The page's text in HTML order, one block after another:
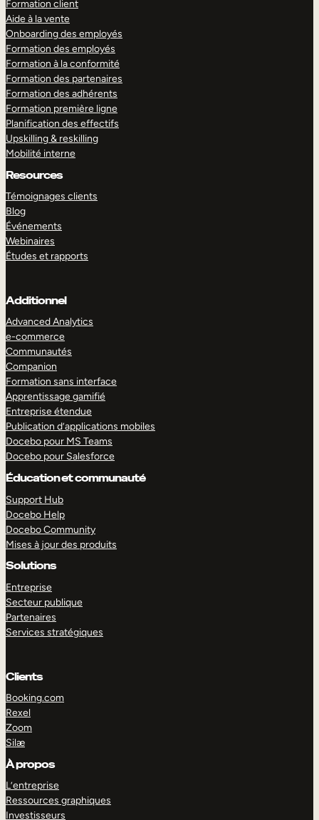
Formation client
Aide à la vente
Onboarding des employés
Formation des employés
Formation à la conformité
Formation des partenaires
Formation des adhérents
Formation première ligne
Planification des effectifs
Upskilling & reskilling
Mobilité interne
Resources
Témoignages clients
Blog
Événements
Webinaires
Études et rapports
Additionnel
Advanced Analytics
e-commerce
Communautés
Companion
Formation sans interface
Apprentissage gamifié
Entreprise étendue
Publication d’applications mobiles
Docebo pour MS Teams
Docebo pour Salesforce
Éducation et communauté
Support Hub
Docebo Help
Docebo Community
Mises à jour des produits
Solutions
Entreprise
Secteur publique
Partenaires
Services stratégiques
Clients
Booking.com
Rexel
Zoom
Silæ
À propos
L’entreprise
Ressources graphiques
Investisseurs